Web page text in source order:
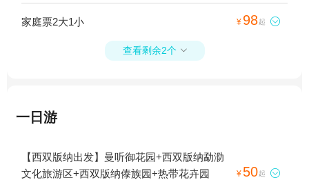
家庭票2大1小 ¥ 98起 
查看剩余2个 
一日游
【西双版纳出发】曼听御花园+西双版纳勐泐
文化旅游区+西双版纳傣族园+热带花卉园
¥ 50起 